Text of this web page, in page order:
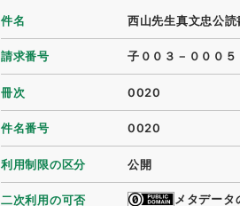
件名 西山先生真文忠公読
請求番号 子００３－０００５
冊次 0020
件名番号 0020
利用制限の区分 公開
二次利用の可否 メタデー